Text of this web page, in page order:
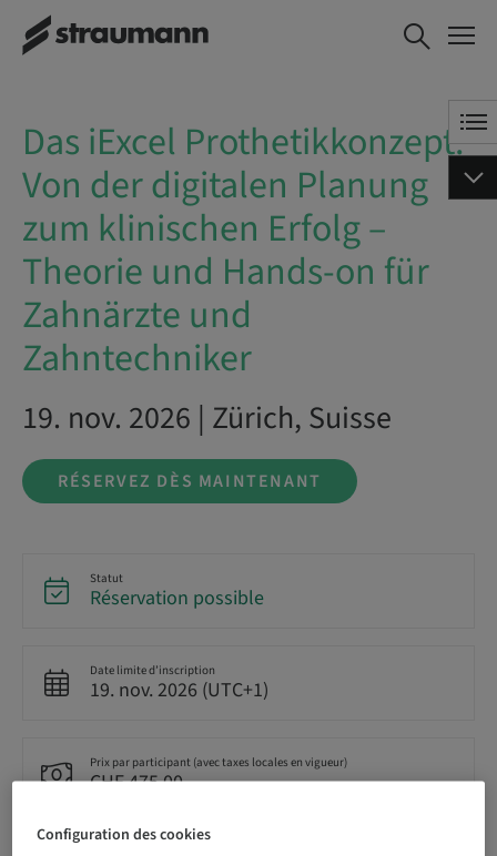
Das iExcel
Prothetikkonzept:
klinischen Erfolg
– Theorie und
Hands-on für
Zahnärzte und
Zahntechniker
Das iExcel Prothetikkonzept:
Von der digitalen Planung
zum klinischen Erfolg –
Theorie und Hands-on für
Zahnärzte und
Zahntechniker
19. nov. 2026 | Zürich, Suisse
RÉSERVEZ DÈS MAINTENANT
Statut
Réservation possible
Date limite d’inscription
19. nov. 2026 (UTC+1)
Prix par participant (avec taxes locales en vigueur)
CHF 475.00
Configuration des cookies